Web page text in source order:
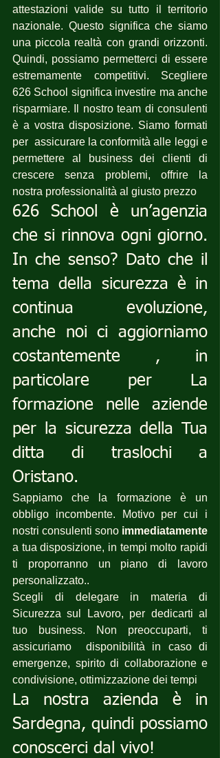
attestazioni valide su tutto il territorio
nazionale. Questo significa che siamo
una piccola realtà con grandi orizzonti.
Quindi, possiamo permetterci di essere
estremamente competitivi. Scegliere
626 School significa investire ma anche
risparmiare. Il nostro team di consulenti
è a vostra disposizione. Siamo formati
per  assicurare la conformità alle leggi e
permettere al business dei clienti di
crescere senza problemi, offrire la
nostra professionalità al giusto prezzo
626 School è un’agenzia
che si rinnova ogni giorno.
In che senso? Dato che il
tema della sicurezza è in
continua evoluzione,
anche noi ci aggiorniamo
costantemente , in
particolare per La
formazione nelle aziende
per la sicurezza della Tua
ditta di traslochi a
Oristano.
Sappiamo che la formazione è un
obbligo incombente. Motivo per cui i
nostri consulenti sono immediatamente
a tua disposizione, in tempi molto rapidi
ti proporranno un piano di lavoro
personalizzato..
Scegli di delegare in materia di
Sicurezza sul Lavoro, per dedicarti al
tuo business. Non preoccuparti, ti
assicuriamo  disponibilità in caso di
emergenze, spirito di collaborazione e
condivisione, ottimizzazione dei tempi
La nostra azienda è in
Sardegna, quindi possiamo
conoscerci dal vivo!